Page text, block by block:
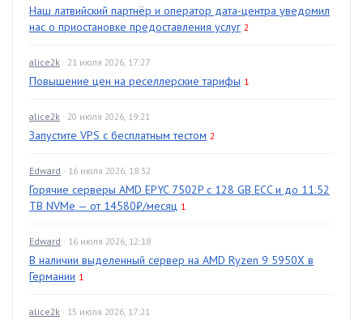
Наш латвийский партнёр и оператор дата-центра уведомил
нас о приостановке предоставления услуг 2
alice2k · 21 июля 2026, 17:27
Повышение цен на реселлерские тарифы 1
alice2k · 20 июля 2026, 19:21
Запустите VPS с бесплатным тестом 2
Edward · 16 июля 2026, 18:32
Горячие серверы AMD EPYC 7502P с 128 GB ECC и до 11.52
TB NVMe — от 14580₽/месяц 1
Edward · 16 июля 2026, 12:18
В наличии выделенный сервер на AMD Ryzen 9 5950X в
Германии 1
alice2k · 15 июля 2026, 17:21